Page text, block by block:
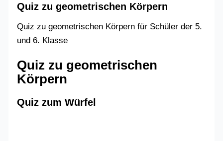
Quiz zu geometrischen Körpern
Quiz zu geometrischen Körpern für Schüler der 5.
und 6. Klasse
Quiz zu geometrischen
Körpern
Quiz zum Würfel